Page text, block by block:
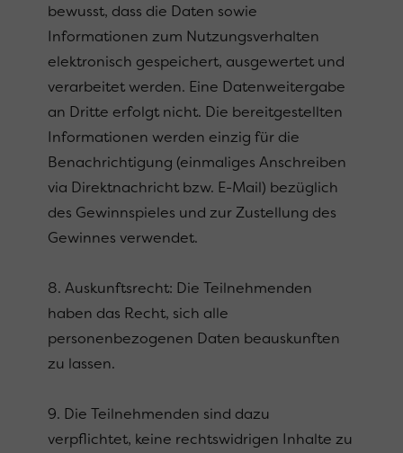
bewusst, dass die Daten sowie
Informationen zum Nutzungsverhalten
elektronisch gespeichert, ausgewertet und
verarbeitet werden. Eine Datenweitergabe
an Dritte erfolgt nicht. Die bereitgestellten
Informationen werden einzig für die
Benachrichtigung (einmaliges Anschreiben
via Direktnachricht bzw. E-Mail) bezüglich
des Gewinnspieles und zur Zustellung des
Gewinnes verwendet.
8. Auskunftsrecht: Die Teilnehmenden
haben das Recht, sich alle
personenbezogenen Daten beauskunften
zu lassen.
9. Die Teilnehmenden sind dazu
verpflichtet, keine rechtswidrigen Inhalte zu